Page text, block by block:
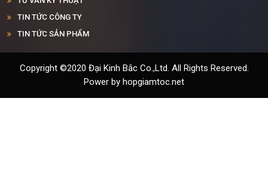
TIN TỨC CÔNG TY
TIN TỨC SẢN PHẨM
Copyright ©2020 Đại Kinh Bắc Co.,Ltd. All Rights Reserved.
Power by hopgiamtoc.net